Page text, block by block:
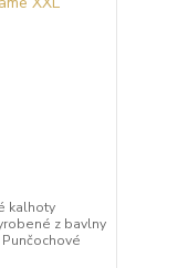
kalhoty
z bavlny